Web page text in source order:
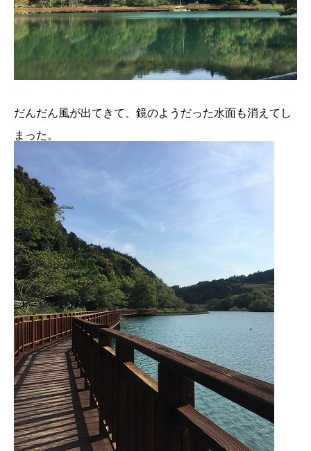
だんだん風が出てきて、鏡のようだった水面も消えてし
まった。